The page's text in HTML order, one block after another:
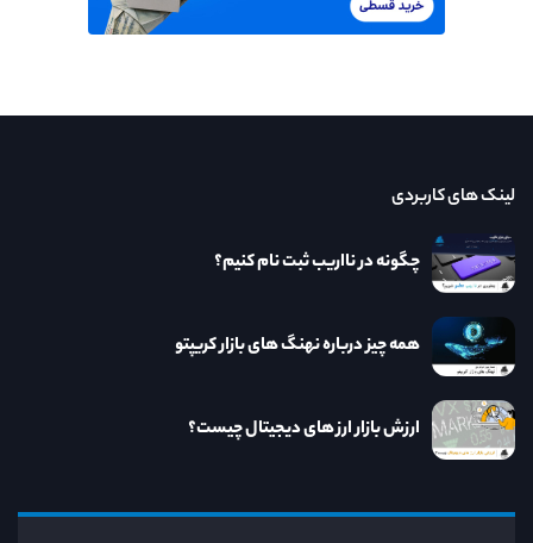
لینک های کاربردی
چگونه در نااریب ثبت نام کنیم؟
همه چیز درباره نهنگ های بازار کریپتو
ارزش بازار ارز های دیجیتال چیست؟